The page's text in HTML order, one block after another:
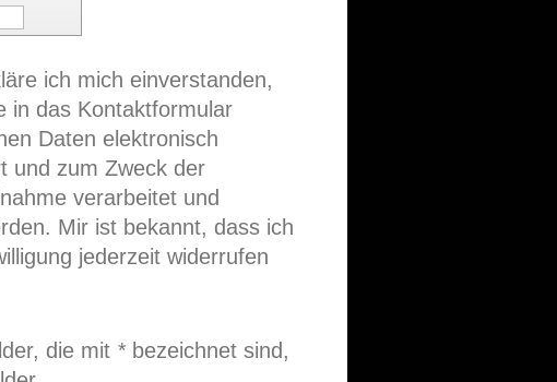
ich mich einverstanden,
in das Kontaktformular
Daten elektronisch
und zum Zweck der
verarbeitet und
Mir ist bekannt, dass ich
jederzeit widerrufen
die mit * bezeichnet sind,